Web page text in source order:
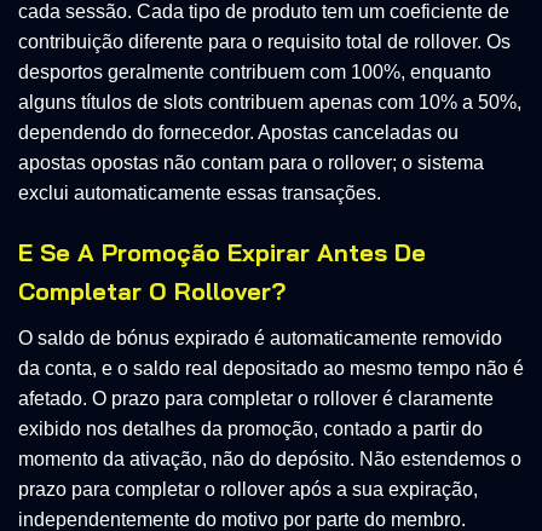
cada sessão. Cada tipo de produto tem um coeficiente de
contribuição diferente para o requisito total de rollover. Os
desportos geralmente contribuem com 100%, enquanto
alguns títulos de slots contribuem apenas com 10% a 50%,
dependendo do fornecedor. Apostas canceladas ou
apostas opostas não contam para o rollover; o sistema
exclui automaticamente essas transações.
E Se A Promoção Expirar Antes De
Completar O Rollover?
O saldo de bónus expirado é automaticamente removido
da conta, e o saldo real depositado ao mesmo tempo não é
afetado. O prazo para completar o rollover é claramente
exibido nos detalhes da promoção, contado a partir do
momento da ativação, não do depósito. Não estendemos o
prazo para completar o rollover após a sua expiração,
independentemente do motivo por parte do membro.